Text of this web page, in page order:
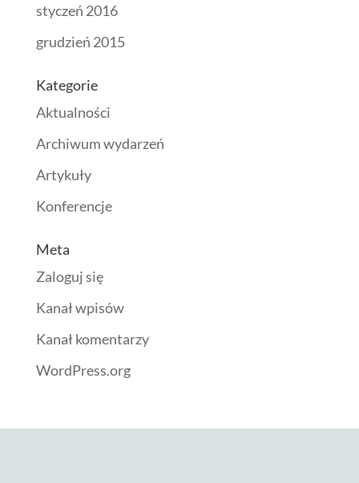
styczeń 2016
grudzień 2015
Kategorie
Aktualności
Archiwum wydarzeń
Artykuły
Konferencje
Meta
Zaloguj się
Kanał wpisów
Kanał komentarzy
WordPress.org